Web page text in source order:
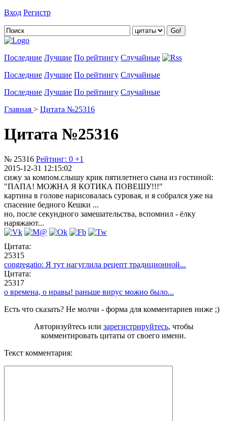
Вход Регистр
Последние Лучшие По рейтингу Случайные
Последние Лучшие По рейтингу Случайные
Последние Лучшие По рейтингу Случайные
Главная > Цитата №25316
Цитата №25316
№ 25316 Рейтинг: 0 +1
2015-12-31 12:15:02
сижу за компом.слышу крик пятилетнего сына из гостиной:
"ПАПА! МОЖНА Я КОТИКА ПОВЕШУ!!!"
картина в голове нарисовалась суровая, и я собрался уже на
спасение бедного Кешки ...
но, после секундного замешательства, вспомнил - ёлку
наряжают...
Цитата:
25315
congregatio: Я тут нагуглила рецепт традиционной...
Цитата:
25317
о времена, о нравы! раньше вирус можно было...
Есть что сказать? Не молчи - форма для комментариев ниже ;)
Авторизуйтесь или зарегистрируйтесь, чтобы
комментировать цитаты от своего имени.
Текст комментария: